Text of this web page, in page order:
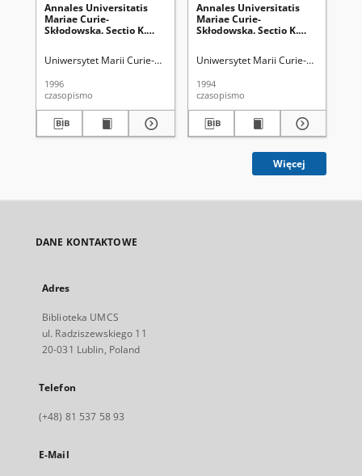
Annales Universitatis
Mariae Curie-
Skłodowska. Sectio K.
spis treści
Uniwersytet Marii Curie-Skłodowskiej (Lublin)
1996
czasopismo
Annales Universitatis
Mariae Curie-
Skłodowska. Sectio K.
spis treści
Uniwersytet Marii Curie-
1994
czasopismo
Więcej
DANE KONTAKTOWE
Adres
Biblioteka UMCS
ul. Radziszewskiego 11
20-031 Lublin, Poland
Telefon
(+48) 81 537 58 93
E-Mail